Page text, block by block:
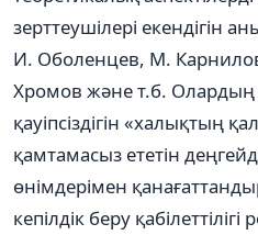
зерттеушілері екендігін
И. Оболенцев, М.
Хромов және т.б. Олардың
қауіпсіздігін «халықтың
қамтамасыз ететін
өнімдерімен
кепілдік беру